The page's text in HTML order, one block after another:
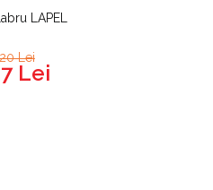
LAPEL
Lei
Lei